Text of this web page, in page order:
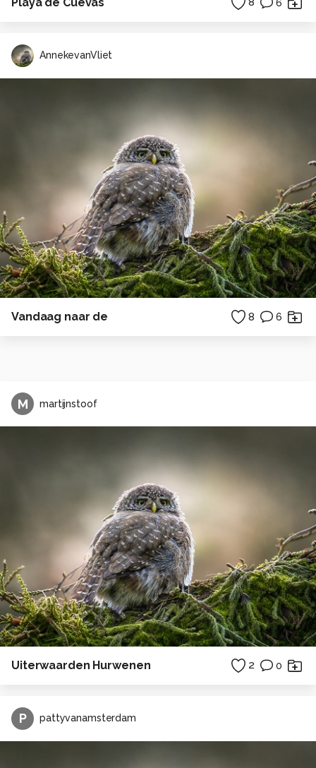
6
AnnekevanVliet
Vandaag naar de 8 6
M martijnstoof
Uiterwaarden Hurwenen 2 0
P pattyvanamsterdam